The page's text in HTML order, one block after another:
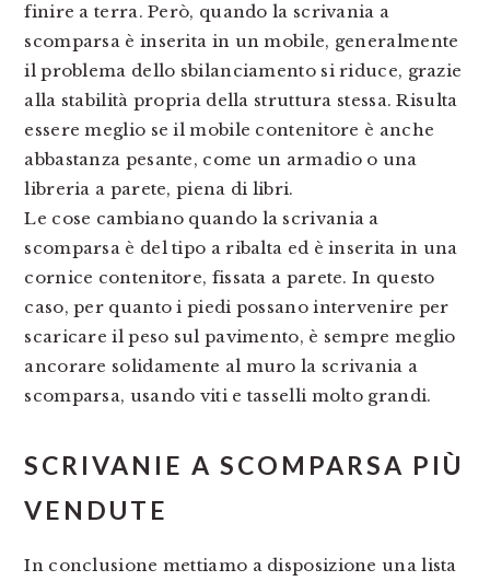
finire a terra. Però, quando la scrivania a
scomparsa è inserita in un mobile, generalmente
il problema dello sbilanciamento si riduce, grazie
alla stabilità propria della struttura stessa. Risulta
essere meglio se il mobile contenitore è anche
abbastanza pesante, come un armadio o una
libreria a parete, piena di libri.
Le cose cambiano quando la scrivania a
scomparsa è del tipo a ribalta ed è inserita in una
cornice contenitore, fissata a parete. In questo
caso, per quanto i piedi possano intervenire per
scaricare il peso sul pavimento, è sempre meglio
ancorare solidamente al muro la scrivania a
scomparsa, usando viti e tasselli molto grandi.
SCRIVANIE A SCOMPARSA PIÙ
VENDUTE
In conclusione mettiamo a disposizione una lista